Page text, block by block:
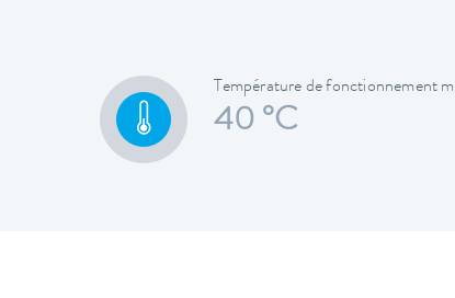
Température de fonctionnement
40 °C